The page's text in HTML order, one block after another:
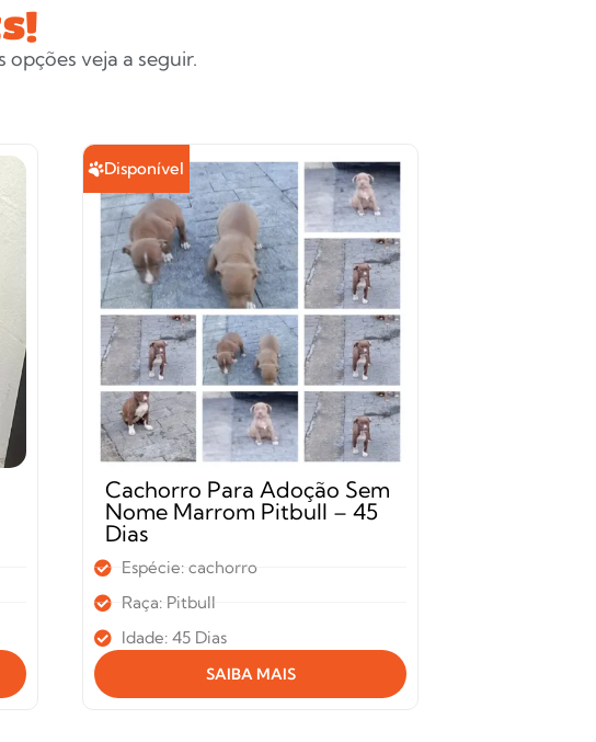
veja a seguir.
Disponível
Cachorro Para Adoção Sem
Nome Marrom Pitbull – 45
Dias
Espécie: cachorro
Raça: Pitbull
Idade: 45 Dias
SAIBA MAIS